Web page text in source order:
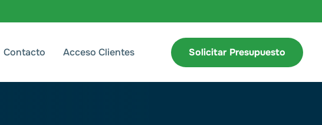
Contacto Acceso Clientes Solicitar Presupuesto